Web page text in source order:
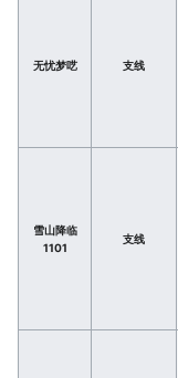
无忧梦呓 支线
雪山降临
1101
支线